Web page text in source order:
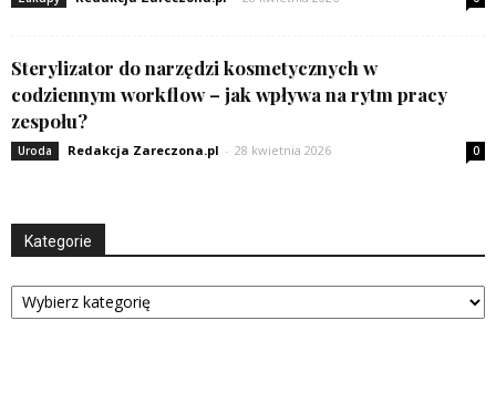
Sterylizator do narzędzi kosmetycznych w
codziennym workflow – jak wpływa na rytm pracy
zespołu?
Uroda Redakcja Zareczona.pl - 28 kwietnia 2026 0
Kategorie
Kategorie